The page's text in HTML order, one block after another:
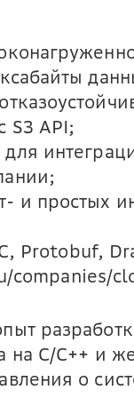
S3 API;
для
и простых
Protobuf,
companies/
на C/C++ и
о